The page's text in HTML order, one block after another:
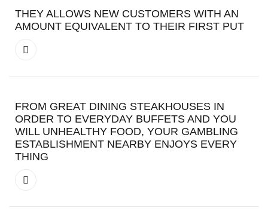
THEY ALLOWS NEW CUSTOMERS WITH AN
AMOUNT EQUIVALENT TO THEIR FIRST PUT
FROM GREAT DINING STEAKHOUSES IN
ORDER TO EVERYDAY BUFFETS AND YOU
WILL UNHEALTHY FOOD, YOUR GAMBLING
ESTABLISHMENT NEARBY ENJOYS EVERY
THING